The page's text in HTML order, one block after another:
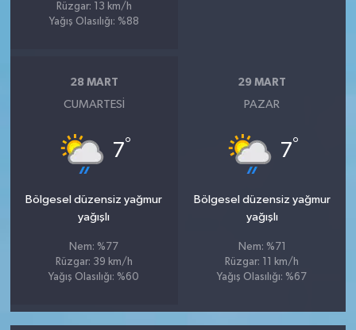
Rüzgar: 13 km/h
Yağış Olasılığı: %88
28 MART
CUMARTESI
7°
Bölgesel düzensiz yağmur
yağışlı
Nem: %77
Rüzgar: 39 km/h
Yağış Olasılığı: %60
29 MART
PAZAR
7°
Bölgesel düzensiz yağmur
yağışlı
Nem: %71
Rüzgar: 11 km/h
Yağış Olasılığı: %67